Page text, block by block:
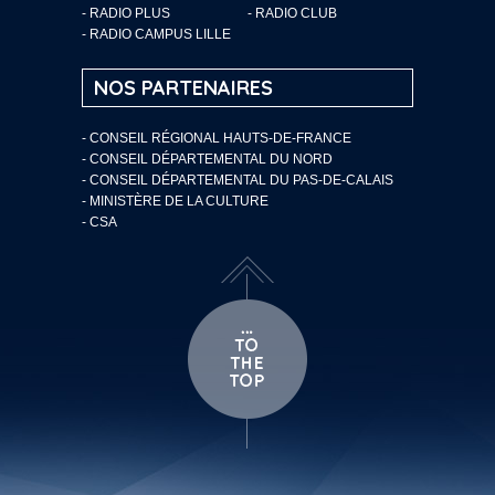
- RADIO PLUS
- RADIO CLUB
- RADIO CAMPUS LILLE
NOS PARTENAIRES
- CONSEIL RÉGIONAL HAUTS-DE-FRANCE
- CONSEIL DÉPARTEMENTAL DU NORD
- CONSEIL DÉPARTEMENTAL DU PAS-DE-CALAIS
- MINISTÈRE DE LA CULTURE
- CSA